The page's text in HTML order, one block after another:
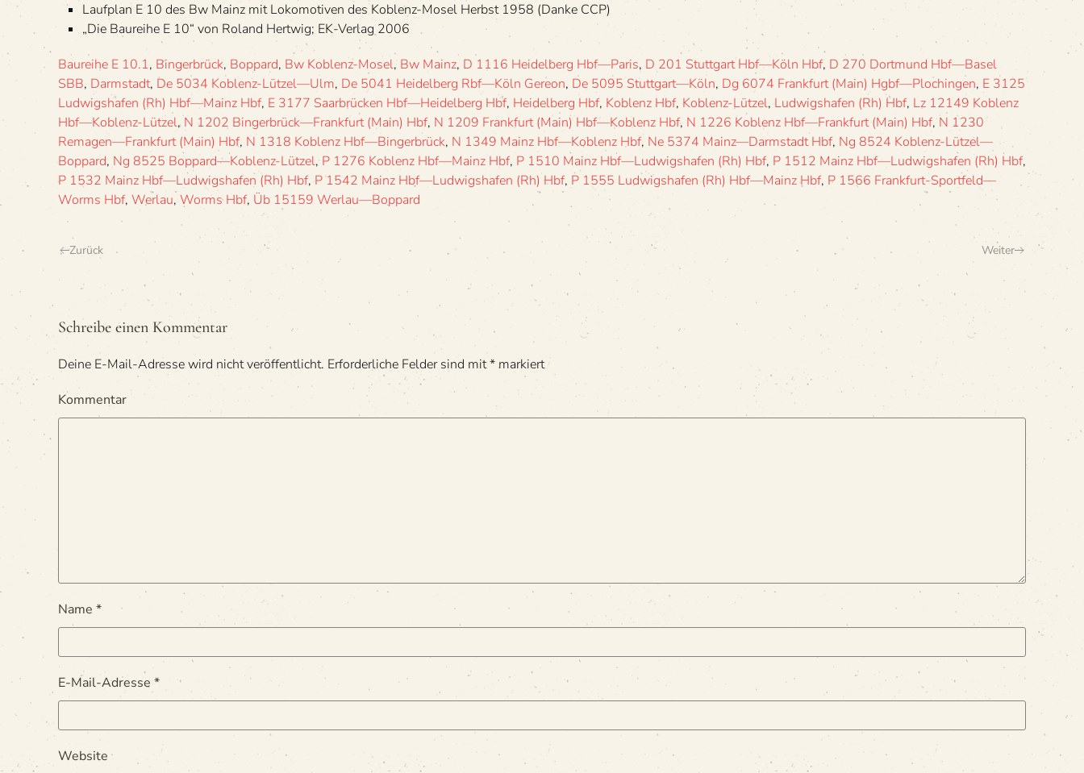
Lauf­plan E 10 des Bw Mainz mit Loko­mo­ti­ven des Koblenz-Mosel Herbst 1958 (Danke CCP)
„Die Bau­reihe E 10“ von Roland Hertwig; EK-Ver­lag 2006
Baureihe E 10.1, Bingerbrück, Boppard, Bw Koblenz-Mosel, Bw Mainz, D 1116 Heidelberg Hbf—Paris, D 201 Stuttgart Hbf—Köln Hbf, D 270 Dortmund Hbf—Basel
SBB, Darmstadt, De 5034 Koblenz-Lützel—Ulm, De 5041 Heidelberg Rbf—Köln Gereon, De 5095 Stuttgart—Köln, Dg 6074 Frankfurt (Main) Hgbf—Plochingen, E 3125
Ludwigshafen (Rh) Hbf—Mainz Hbf, E 3177 Saarbrücken Hbf—Heidelberg Hbf, Heidelberg Hbf, Koblenz Hbf, Koblenz-Lützel, Ludwigshafen (Rh) Hbf, Lz 12149 Koblenz
Hbf—Koblenz-Lützel, N 1202 Bingerbrück—Frankfurt (Main) Hbf, N 1209 Frankfurt (Main) Hbf—Koblenz Hbf, N 1226 Koblenz Hbf—Frankfurt (Main) Hbf, N 1230
Remagen—Frankfurt (Main) Hbf, N 1318 Koblenz Hbf—Bingerbrück, N 1349 Mainz Hbf—Koblenz Hbf, Ne 5374 Mainz—Darmstadt Hbf, Ng 8524 Koblenz-Lützel—
Boppard, Ng 8525 Boppard—Koblenz-Lützel,P 1276 Koblenz Hbf—Mainz Hbf, P 1510 Mainz Hbf—Ludwigshafen (Rh) Hbf, P 1512 Mainz Hbf—Ludwigshafen (Rh) Hbf,
P 1532 Mainz Hbf—Ludwigshafen (Rh) Hbf, P 1542 Mainz Hbf—Ludwigshafen (Rh) Hbf, P 1555 Ludwigshafen (Rh) Hbf—Mainz Hbf, P 1566 Frankfurt-Sportfeld—
Worms Hbf, Werlau, Worms Hbf, Üb 15159 Werlau—Boppard
Zurück Weiter
Schreibe einen Kommentar
Deine E-Mail-Adresse wird nicht veröffentlicht. Erforderliche Felder sind mit*markiert
Kommentar
Name *
E-Mail-Adresse *
Website